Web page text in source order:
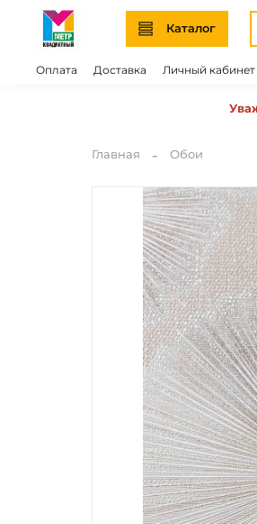
Каталог
Оплата Доставка Личный кабинет
Главная
Обои